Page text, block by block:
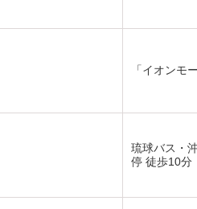
「イオンモ
琉球バス・
停 徒歩10分